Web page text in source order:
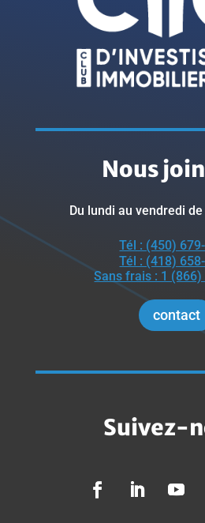
Nous
Du lundi au vendredi
Tél : (450)
Tél : (418)
Sans frais : 1 (866)
contact
Suivez-